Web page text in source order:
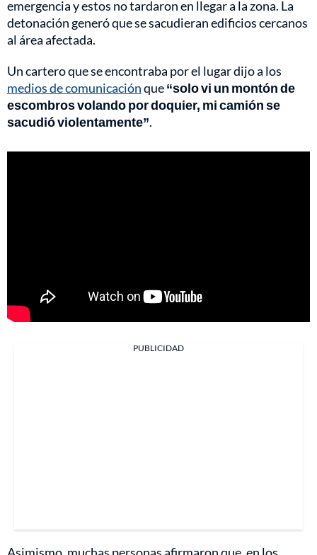
emergencia y estos no tardaron en llegar a la zona. La
detonación generó que se sacudieran edificios cercanos
al área afectada.
Un cartero que se encontraba por el lugar dijo a los
medios de comunicaciónque“solo vi un montón de
escombros volando por doquier, mi camión se
sacudió violentamente”.
PUBLICIDAD